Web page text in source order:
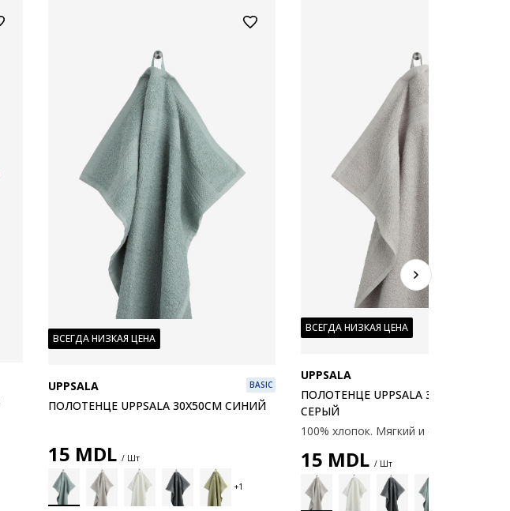
ВСЕГДА НИЗКАЯ ЦЕНА
UPPSALA BASIC
ПОЛОТЕНЦЕ UPPSALA 30X50СМ СИНИЙ
15 MDL / Шт
ВСЕГДА НИЗКАЯ ЦЕНА
UPPSALA
ПОЛОТЕНЦЕ UPPSALA 30X50СМ
СЕРЫЙ
15 MDL / Шт